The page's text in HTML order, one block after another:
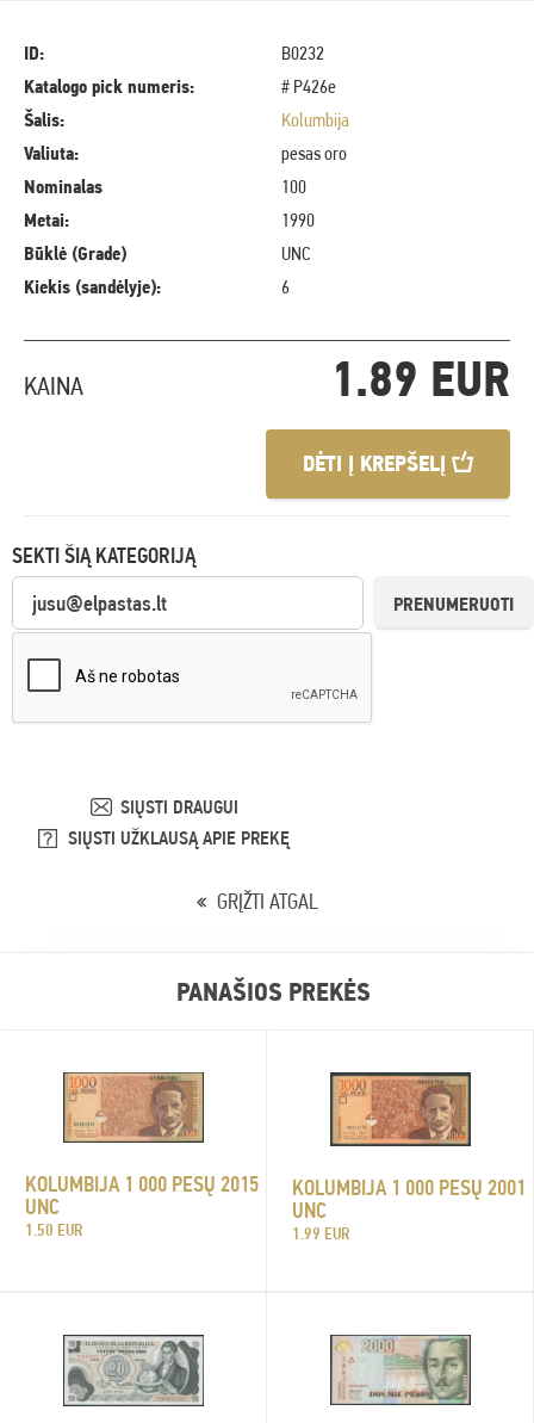
ID:
B0232
Katalogo pick numeris:
# P426e
Šalis:
Kolumbija
Valiuta:
pesas oro
Nominalas
100
Metai:
1990
Būklė (Grade)
UNC
Kiekis (sandėlyje):
6
KAINA 1.89 EUR
DĖTI Į KREPŠELĮ
SEKTI ŠIĄ KATEGORIJĄ
PRENUMERUOTI
SIŲSTI DRAUGUI
SIŲSTI UŽKLAUSĄ APIE PREKĘ
GRĮŽTI ATGAL
PANAŠIOS PREKĖS
KOLUMBIJA 1 000 PESŲ 2015
UNC
1.50 EUR
KOLUMBIJA 1 000 PESŲ 2001
UNC
1.99 EUR